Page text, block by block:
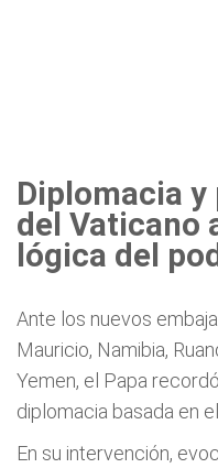
Diplomacia y
del Vaticano
lógica del
Ante los nuevos
Mauricio, Namibia,
Yemen, el Papa
diplomacia basada en
En su intervención,